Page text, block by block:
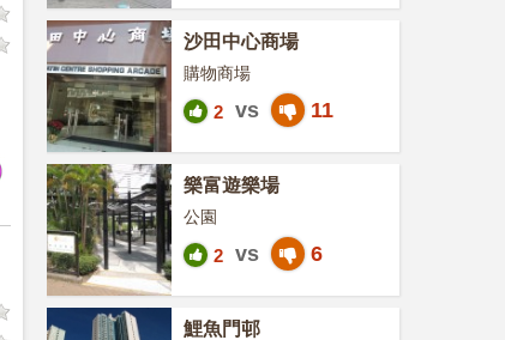
沙田中心商場
購物商場
2 vs 11
樂富遊樂場
公園
2 vs 6
鯉魚門邨